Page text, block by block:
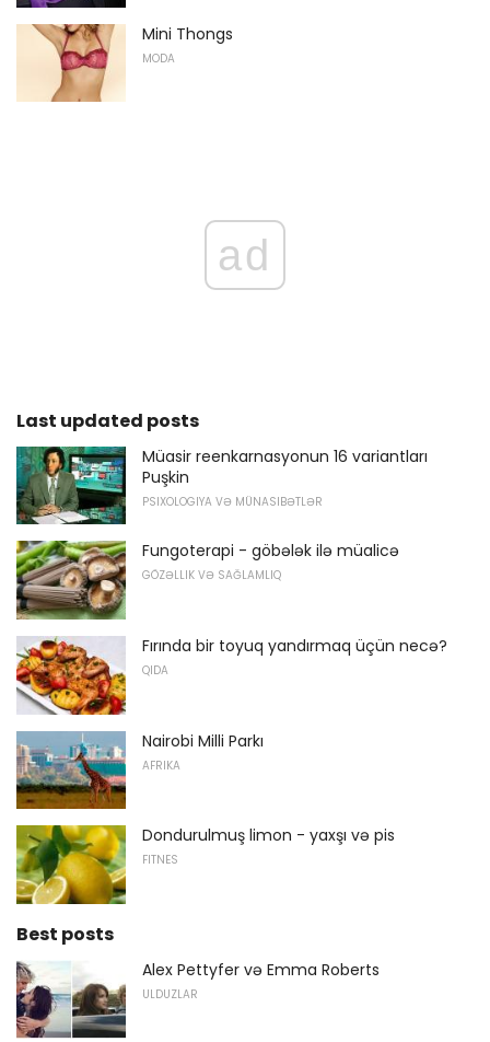
Mini Thongs
MODA
ad
Last updated posts
Müasir reenkarnasyonun 16 variantları
Puşkin
PSIXOLOGIYA VƏ MÜNASIBƏTLƏR
Fungoterapi - göbələk ilə müalicə
GÖZƏLLIK VƏ SAĞLAMLIQ
Fırında bir toyuq yandırmaq üçün necə?
QIDA
Nairobi Milli Parkı
AFRIKA
Dondurulmuş limon - yaxşı və pis
FITNES
Best posts
Alex Pettyfer və Emma Roberts
ULDUZLAR